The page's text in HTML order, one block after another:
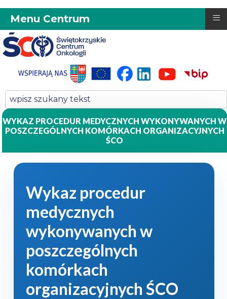
Menu Centrum ≡
WYKAZ PROCEDUR MEDYCZNYCH WYKONYWANYCH W
POSZCZEGÓLNYCH KOMÓRKACH ORGANIZACYJNYCH
ŚCO
Wykaz procedur
medycznych
wykonywanych w
poszczególnych
komórkach
organizacyjnych ŚCO